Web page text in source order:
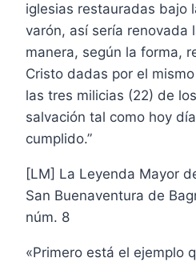
iglesias restauradas bajo
varón, así sería renovada
manera, según la forma,
Cristo dadas por el
las tres milicias (22) de
salvación tal como hoy
cumplido.”
[LM] La Leyenda Mayor
San Buenaventura de
núm. 8
«Primero está el ejemplo